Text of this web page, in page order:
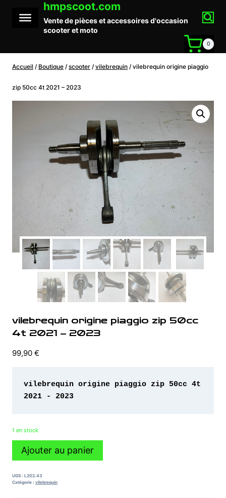
contenu
hmpscoot.com
Vente de pièces et accessoires d'occasion
scooter et moto
0
Accueil / Boutique / scooter / vilebrequin / vilebrequin origine piaggio
zip 50cc 4t 2021 – 2023
vilebrequin origine piaggio zip 50cc
4t 2021 – 2023
99,90 €
vilebrequin origine piaggio zip 50cc 4t
2021 - 2023
1 en stock
quantité
origine
piaggio
Ajouter au panier
UGS : L202.43
Catégorie : vilebrequin